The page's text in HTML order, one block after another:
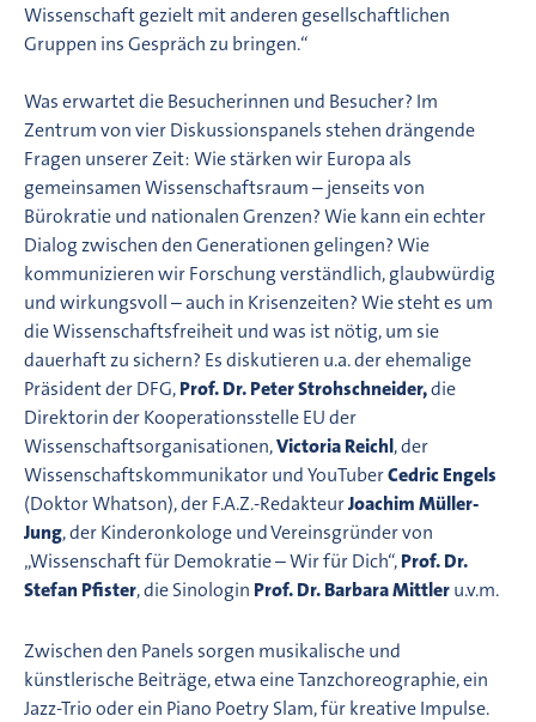
Wissenschaft gezielt mit anderen gesellschaftlichen
Gruppen ins Gespräch zu bringen.“
Was erwartet die Besucherinnen und Besucher? Im
Zentrum von vier Diskussionspanels stehen drängende
Fragen unserer Zeit: Wie stärken wir Europa als
gemeinsamen Wissenschaftsraum – jenseits von
Bürokratie und nationalen Grenzen? Wie kann ein echter
Dialog zwischen den Generationen gelingen? Wie
kommunizieren wir Forschung verständlich, glaubwürdig
und wirkungsvoll – auch in Krisenzeiten? Wie steht es um
die Wissenschaftsfreiheit und was ist nötig, um sie
dauerhaft zu sichern? Es diskutieren u.a. der ehemalige
Präsident der DFG,Prof. Dr. Peter Strohschneider,die
Direktorin der Kooperationsstelle EU der
Wissenschaftsorganisationen,Victoria Reichl, der
Wissenschaftskommunikator und YouTuberCedric Engels
(Doktor Whatson), der F.A.Z.-RedakteurJoachim Müller-
Jung, der Kinderonkologe und Vereinsgründer von
„Wissenschaft für Demokratie – Wir für Dich“,Prof. Dr.
Stefan Pfister, die Sinologin Prof. Dr. Barbara Mittleru.v.m.
Zwischen den Panels sorgen musikalische und
künstlerische Beiträge, etwa eine Tanzchoreographie, ein
Jazz-Trio oder ein Piano Poetry Slam, für kreative Impulse.